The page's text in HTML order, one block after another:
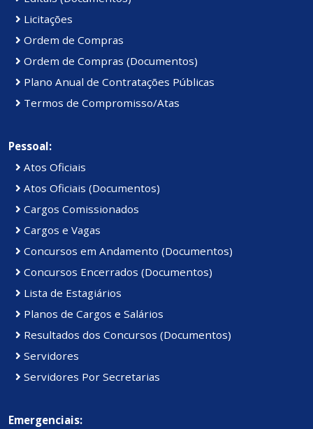
Licitações
Ordem de Compras
Ordem de Compras (Documentos)
Plano Anual de Contratações Públicas
Termos de Compromisso/Atas
Pessoal:
Atos Oficiais
Atos Oficiais (Documentos)
Cargos Comissionados
Cargos e Vagas
Concursos em Andamento (Documentos)
Concursos Encerrados (Documentos)
Lista de Estagiários
Planos de Cargos e Salários
Resultados dos Concursos (Documentos)
Servidores
Servidores Por Secretarias
Emergenciais: